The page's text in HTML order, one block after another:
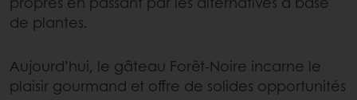
de plantes.
Aujourd’hui, le gâteau Forêt-Noire incarne le
plaisir gourmand et offre de solides opportunités